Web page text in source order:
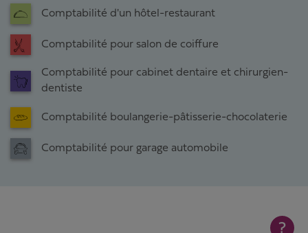
Comptabilité d'un hôtel-restaurant
Comptabilité pour salon de coiffure
Comptabilité pour cabinet dentaire et chirurgien-
dentiste
Comptabilité boulangerie-pâtisserie-chocolaterie
Comptabilité pour garage automobile
?